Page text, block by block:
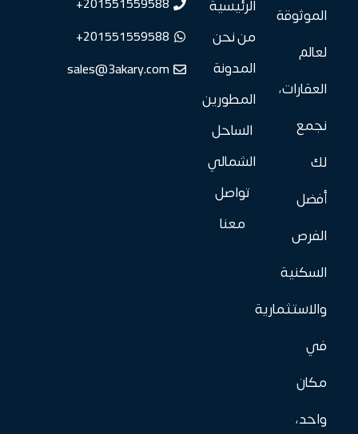
الموثوقة
لعالم
العقارات،
نجمع
لك
أفضل
الفرص
السكنية
والاستثمارية
في
مكان
واحد،
الرئيسية
من نحن
المدونة
المطورين
الساحل
الشمالي
تواصل
معنا
201551559588+
sales@3akary.com